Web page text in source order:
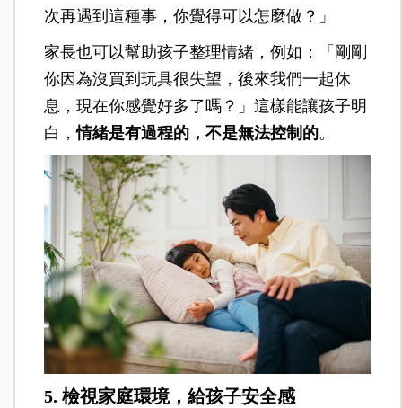
次再遇到這種事，你覺得可以怎麼做？」
家長也可以幫助孩子整理情緒，例如：「剛剛
你因為沒買到玩具很失望，後來我們一起休
息，現在你感覺好多了嗎？」這樣能讓孩子明
白，情緒是有過程的，不是無法控制的。
5. 檢視家庭環境，給孩子安全感